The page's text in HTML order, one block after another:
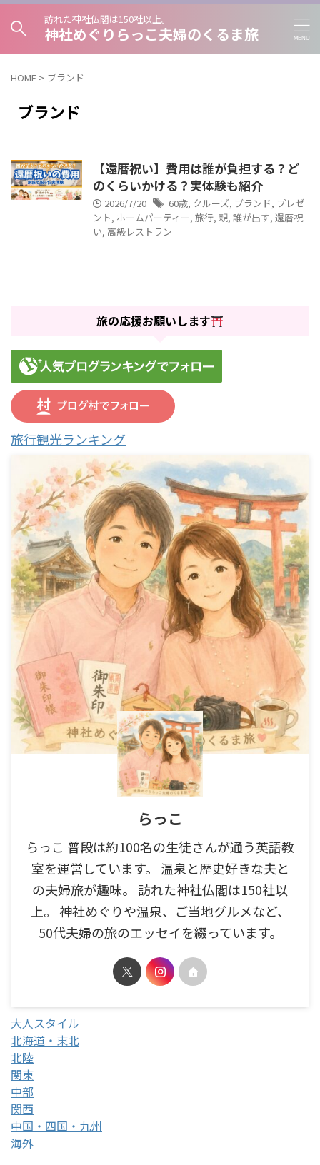
訪れた神社仏閣は150社以上。
神社めぐりらっこ夫婦のくるま旅
HOME > ブランド
ブランド
【還暦祝い】費用は誰が負担する？ど
のくらいかける？実体験も紹介
2026/7/20 60歳, クルーズ, ブランド, プレゼ
ント, ホームパーティー, 旅行, 親, 誰が出す, 還暦祝
い, 高級レストラン
旅の応援お願いします
旅行観光ランキング
らっこ
らっこ 普段は約100名の生徒さんが通う英語教
室を運営しています。 温泉と歴史好きな夫と
の夫婦旅が趣味。 訪れた神社仏閣は150社以
上。 神社めぐりや温泉、ご当地グルメなど、
50代夫婦の旅のエッセイを綴っています。
大人スタイル
北海道・東北
北陸
関東
中部
関西
中国・四国・九州
海外